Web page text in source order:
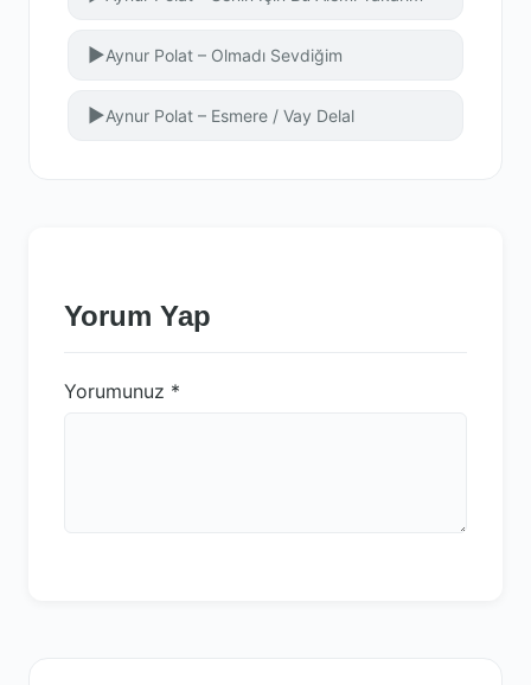
▶Aynur Polat – Olmadı Sevdiğim
▶Aynur Polat – Esmere / Vay Delal
Yorum Yap
Yorumunuz *